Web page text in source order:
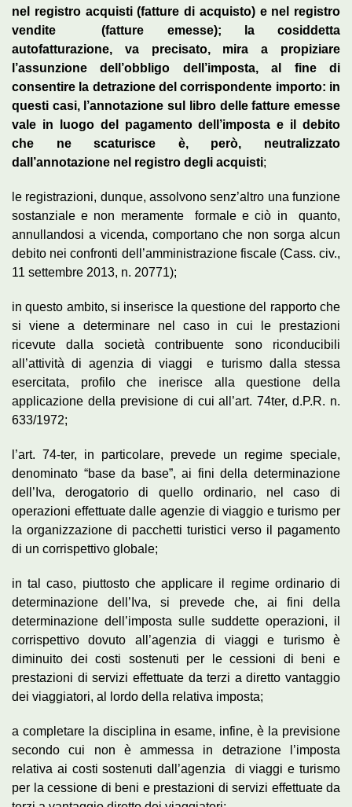
nel registro acquisti (fatture di acquisto) e nel registro
vendite (fatture emesse); la cosiddetta
autofatturazione, va precisato, mira a propiziare
l’assunzione dell’obbligo dell’imposta, al fine di
consentire la detrazione del corrispondente importo: in
questi casi, l’annotazione sul libro delle fatture emesse
vale in luogo del pagamento dell’imposta e il debito
che ne scaturisce è, però, neutralizzato
dall’annotazione nel registro degli acquisti;
le registrazioni, dunque, assolvono senz’altro una funzione
sostanziale e non meramente formale e ciò in quanto,
annullandosi a vicenda, comportano che non sorga alcun
debito nei confronti dell’amministrazione fiscale (Cass. civ.,
11 settembre 2013, n. 20771);
in questo ambito, si inserisce la questione del rapporto che
si viene a determinare nel caso in cui le prestazioni
ricevute dalla società contribuente sono riconducibili
all’attività di agenzia di viaggi e turismo dalla stessa
esercitata, profilo che inerisce alla questione della
applicazione della previsione di cui all’art. 74ter, d.P.R. n.
633/1972;
l’art. 74-ter, in particolare, prevede un regime speciale,
denominato “base da base”, ai fini della determinazione
dell’Iva, derogatorio di quello ordinario, nel caso di
operazioni effettuate dalle agenzie di viaggio e turismo per
la organizzazione di pacchetti turistici verso il pagamento
di un corrispettivo globale;
in tal caso, piuttosto che applicare il regime ordinario di
determinazione dell’Iva, si prevede che, ai fini della
determinazione dell’imposta sulle suddette operazioni, il
corrispettivo dovuto all’agenzia di viaggi e turismo è
diminuito dei costi sostenuti per le cessioni di beni e
prestazioni di servizi effettuate da terzi a diretto vantaggio
dei viaggiatori, al lordo della relativa imposta;
a completare la disciplina in esame, infine, è la previsione
secondo cui non è ammessa in detrazione l’imposta
relativa ai costi sostenuti dall’agenzia di viaggi e turismo
per la cessione di beni e prestazioni di servizi effettuate da